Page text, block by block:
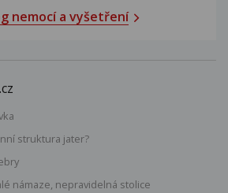
nemocí a vyšetření
struktura jater?
námaze, nepravidelná stolice